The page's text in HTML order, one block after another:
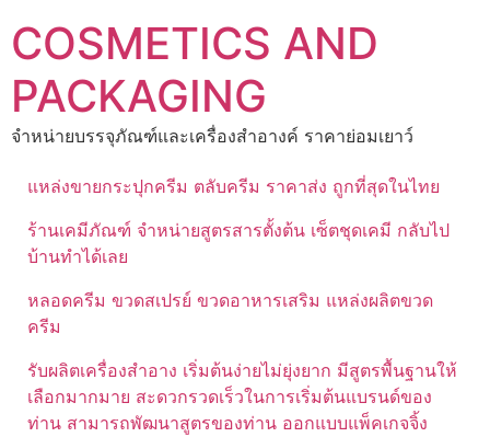
to
content
COSMETICS AND
PACKAGING
จำหน่ายบรรจุภัณฑ์และเครื่องสำอางค์ ราคาย่อมเยาว์
แหล่งขายกระปุกครีม ตลับครีม ราคาส่ง ถูกที่สุดในไทย
ร้านเคมีภัณฑ์ จำหน่ายสูตรสารตั้งต้น เซ็ตชุดเคมี กลับไป
บ้านทำได้เลย
หลอดครีม ขวดสเปรย์ ขวดอาหารเสริม แหล่งผลิตขวด
ครีม
รับผลิตเครื่องสำอาง เริ่มต้นง่ายไม่ยุ่งยาก มีสูตรพื้นฐานให้
เลือกมากมาย สะดวกรวดเร็วในการเริ่มต้นแบรนด์ของ
ท่าน สามารถพัฒนาสูตรของท่าน ออกแบบแพ็คเกจจิ้ง